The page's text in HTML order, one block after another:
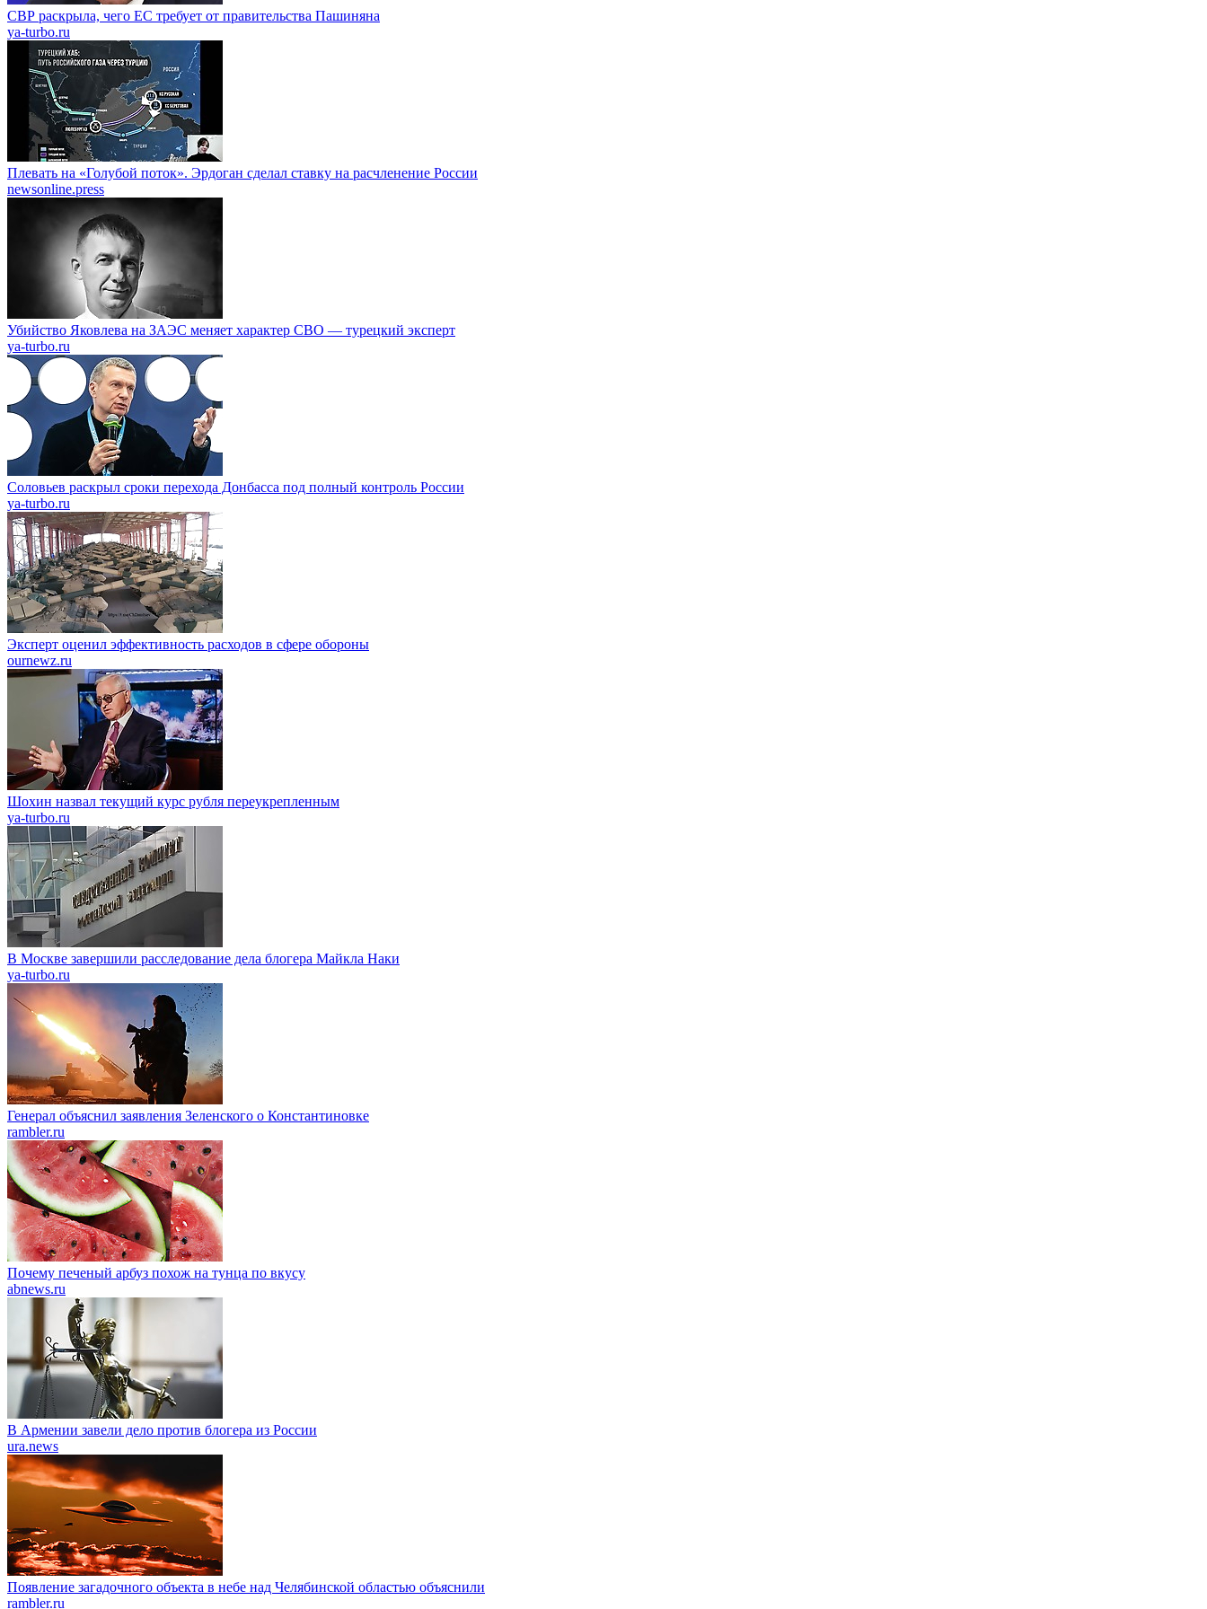
СВР раскрыла, чего ЕС требует от правительства Пашиняна
ya-turbo.ru
Плевать на «Голубой поток». Эрдоган сделал ставку на расчленение России
newsonline.press
Убийство Яковлева на ЗАЭС меняет характер СВО — турецкий эксперт
ya-turbo.ru
Соловьев раскрыл сроки перехода Донбасса под полный контроль России
ya-turbo.ru
Эксперт оценил эффективность расходов в сфере обороны
ournewz.ru
Шохин назвал текущий курс рубля переукрепленным
ya-turbo.ru
В Москве завершили расследование дела блогера Майкла Наки
ya-turbo.ru
Генерал объяснил заявления Зеленского о Константиновке
rambler.ru
Почему печеный арбуз похож на тунца по вкусу
abnews.ru
В Армении завели дело против блогера из России
ura.news
Появление загадочного объекта в небе над Челябинской областью объяснили
rambler.ru